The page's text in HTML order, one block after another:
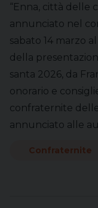
“Enna, città delle
annunciato nel
sabato 14 marzo
della
santa 2026, da
onorario e
confraternite
annunciato alle
Confraternite